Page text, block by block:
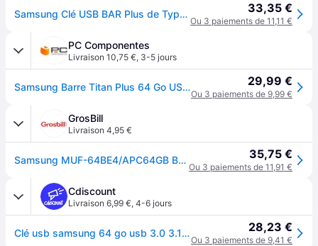
Samsung Clé USB BAR Plus de Type A, 64 Go, 400 Mo/s en lecture, 110 Mo/s en écriture, Clé USB 3.1, résistante aux chocs, gris titane, ‎MUF-64BE4/APC 33,35 €
Ou 3 paiements de 11,11 €
PC Componentes
Livraison 10,75 €, 3-5 jours
Samsung Barre Titan Plus 64 Go USB 3.1 Gris 29,99 €
Ou 3 paiements de 9,99 €
GrosBill
Livraison 4,95 €
Samsung MUF-64BE4/APC64GB BAR PLUS 35,75 €
Ou 3 paiements de 11,91 €
Cdiscount
Livraison 6,99 €, 4-6 jours
Clé usb samsung 64 go usb 3.0 3.1 muf-32be flash mémoire drive stick 200mb/s - Gris 28,23 €
Ou 3 paiements de 9,41 €